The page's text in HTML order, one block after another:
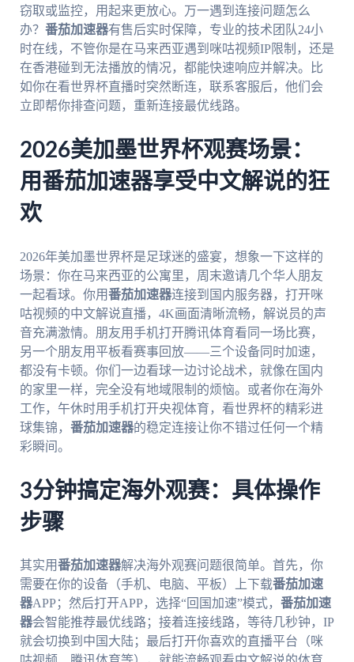
窃取或监控，用起来更放心。万一遇到连接问题怎么
办？ 番茄加速器有售后实时保障，专业的技术团队24小
时在线，不管你是在马来西亚遇到咪咕视频IP限制，还是
在香港碰到无法播放的情况，都能快速响应并解决。比
如你在看世界杯直播时突然断连，联系客服后，他们会
立即帮你排查问题，重新连接最优线路。
2026美加墨世界杯观赛场景：
用番茄加速器享受中文解说的狂
欢
2026年美加墨世界杯是足球迷的盛宴，想象一下这样的
场景：你在马来西亚的公寓里，周末邀请几个华人朋友
一起看球。你用番茄加速器连接到国内服务器，打开咪
咕视频的中文解说直播，4K画面清晰流畅，解说员的声
音充满激情。朋友用手机打开腾讯体育看同一场比赛，
另一个朋友用平板看赛事回放——三个设备同时加速，
都没有卡顿。你们一边看球一边讨论战术，就像在国内
的家里一样，完全没有地域限制的烦恼。或者你在海外
工作，午休时用手机打开央视体育，看世界杯的精彩进
球集锦， 番茄加速器的稳定连接让你不错过任何一个精
彩瞬间。
3分钟搞定海外观赛：具体操作
步骤
其实用番茄加速器解决海外观赛问题很简单。首先，你
需要在你的设备（手机、电脑、平板）上下载番茄加速
器APP；然后打开APP，选择“回国加速”模式， 番茄加速
器会智能推荐最优线路；接着连接线路，等待几秒钟，IP
就会切换到中国大陆；最后打开你喜欢的直播平台（咪